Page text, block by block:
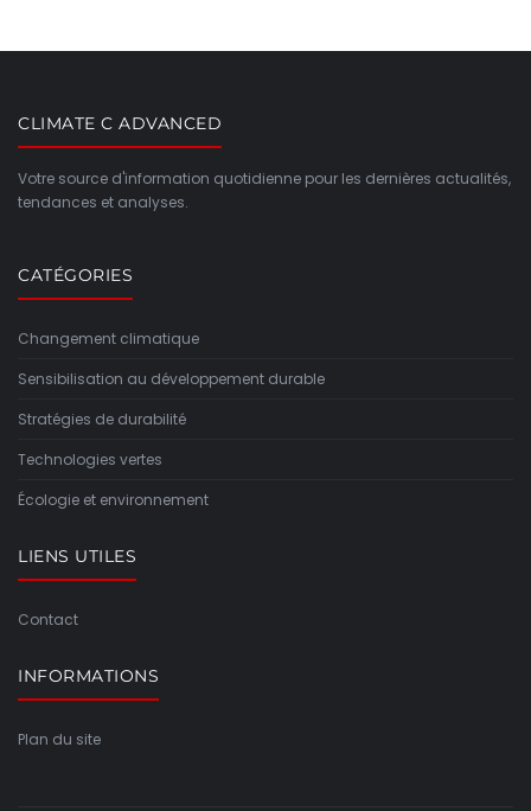
CLIMATE C ADVANCED
Votre source d'information quotidienne pour les dernières actualités,
tendances et analyses.
CATÉGORIES
Changement climatique
Sensibilisation au développement durable
Stratégies de durabilité
Technologies vertes
Écologie et environnement
LIENS UTILES
Contact
INFORMATIONS
Plan du site